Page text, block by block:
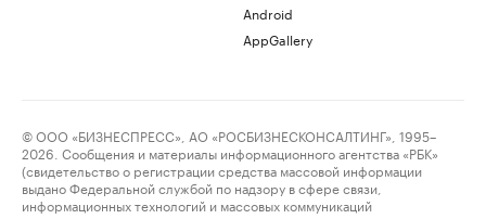
Android
AppGallery
© ООО «БИЗНЕСПРЕСС», АО «РОСБИЗНЕСКОНСАЛТИНГ», 1995–
2026. Сообщения и материалы информационного агентства «РБК»
(свидетельство о регистрации средства массовой информации
выдано Федеральной службой по надзору в сфере связи,
информационных технологий и массовых коммуникаций